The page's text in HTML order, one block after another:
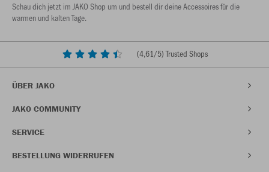
Schau dich jetzt im JAKO Shop um und bestell dir deine Accessoires für die
warmen und kalten Tage.
(4,61/5) Trusted Shops
ÜBER JAKO
JAKO COMMUNITY
SERVICE
BESTELLUNG WIDERRUFEN